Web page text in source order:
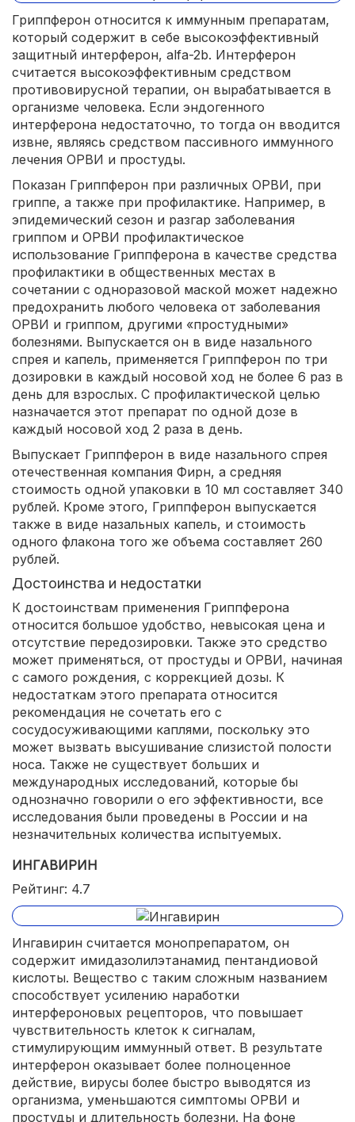
Гриппферон относится к иммунным препаратам,
который содержит в себе высокоэффективный
защитный интерферон, alfa-2b. Интерферон
считается высокоэффективным средством
противовирусной терапии, он вырабатывается в
организме человека. Если эндогенного
интерферона недостаточно, то тогда он вводится
извне, являясь средством пассивного иммунного
лечения ОРВИ и простуды.
Показан Гриппферон при различных ОРВИ, при
гриппе, а также при профилактике. Например, в
эпидемический сезон и разгар заболевания
гриппом и ОРВИ профилактическое
использование Гриппферона в качестве средства
профилактики в общественных местах в
сочетании с одноразовой маской может надежно
предохранить любого человека от заболевания
ОРВИ и гриппом, другими «простудными»
болезнями. Выпускается он в виде назального
спрея и капель, применяется Гриппферон по три
дозировки в каждый носовой ход не более 6 раз в
день для взрослых. С профилактической целью
назначается этот препарат по одной дозе в
каждый носовой ход 2 раза в день.
Выпускает Гриппферон в виде назального спрея
отечественная компания Фирн, а средняя
стоимость одной упаковки в 10 мл составляет 340
рублей. Кроме этого, Гриппферон выпускается
также в виде назальных капель, и стоимость
одного флакона того же объема составляет 260
рублей.
Достоинства и недостатки
К достоинствам применения Гриппферона
относится большое удобство, невысокая цена и
отсутствие передозировки. Также это средство
может применяться, от простуды и ОРВИ, начиная
с самого рождения, с коррекцией дозы. К
недостаткам этого препарата относится
рекомендация не сочетать его с
сосудосуживающими каплями, поскольку это
может вызвать высушивание слизистой полости
носа. Также не существует больших и
международных исследований, которые бы
однозначно говорили о его эффективности, все
исследования были проведены в России и на
незначительных количества испытуемых.
ИНГАВИРИН
Рейтинг: 4.7
Ингавирин считается монопрепаратом, он
содержит имидазолилэтанамид пентандиовой
кислоты. Вещество с таким сложным названием
способствует усилению наработки
интерфероновых рецепторов, что повышает
чувствительность клеток к сигналам,
стимулирующим иммунный ответ. В результате
интерферон оказывает более полноценное
действие, вирусы более быстро выводятся из
организма, уменьшаются симптомы ОРВИ и
простуды и длительность болезни. На фоне